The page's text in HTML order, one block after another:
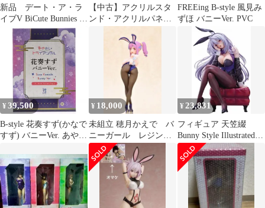
新品 デート・ア・ラ
イブV BiCute Bunnies 星
宮六喰フィギュア
【中古】アクリルスタ
ンド・アクリルパネル
ギュアスタンド バニー
ver. 「あやかしトライ
アングル」 C102グッズ
FREEing B-style 風見み
ずほ バニーVer. PVC
¥ 39,500
B-style 花奏すず(かなで
すず) バニーVer. あやか
完成品 フィギュア
GOODSMILE ONLINE
SHOP&一部オンライン
ショップ限定
FREEing(フリーイング)
¥ 18,000
未組立 穂月かえで バ
ニーガール レジンキ
ャスト ガレージキット
松毬
¥ 23,831
フィギュア 天笠綴
Bunny Style Illustrated
by ピロ水 「はにかみ彼
女」 1/7 PVC製塗装済
み完成品【10日以内発
送】